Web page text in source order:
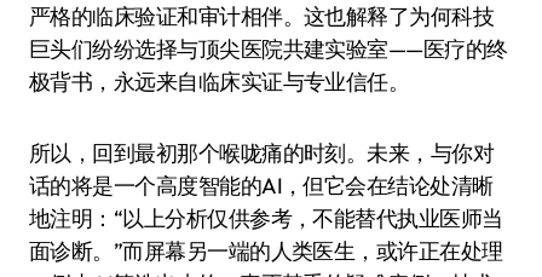
严格的临床验证和审计相伴。这也解释了为何科技
巨头们纷纷选择与顶尖医院共建实验室——医疗的终
极背书，永远来自临床实证与专业信任。
所以，回到最初那个喉咙痛的时刻。未来，与你对
话的将是一个高度智能的AI，但它会在结论处清晰
地注明：“以上分析仅供参考，不能替代执业医师当
面诊断。”而屏幕另一端的人类医生，或许正在处理